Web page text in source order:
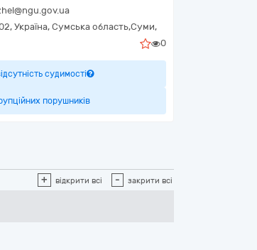
Україна, Сумська область,Суми,
0
судимості
порушників
+ відкрити всі - закрити всі